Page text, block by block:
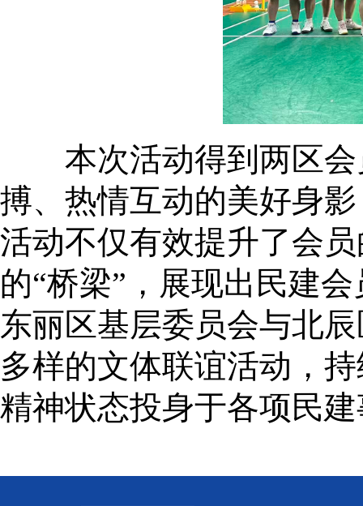
本次活动得到两区会
搏、热情互动的美好身
活动不仅有效提升了会
的“桥梁”，展现出民建
东丽区基层委员会与北
多样的文体联谊活动，
精神状态投身于各项民